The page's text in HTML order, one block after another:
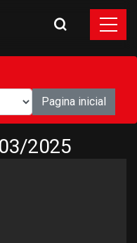
Pagina inicial
2025